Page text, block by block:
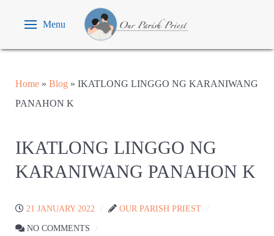
Menu
Home » Blog » IKATLONG LINGGO NG KARANIWANG
PANAHON K
IKATLONG LINGGO NG
KARANIWANG PANAHON K
21 JANUARY 2022 OUR PARISH PRIEST
NO COMMENTS